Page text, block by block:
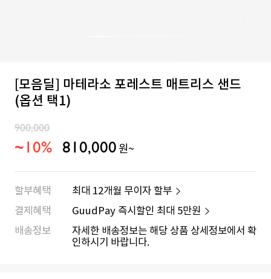
[모음딜] 마테라소 포레스트 매트리스 샌드
(옵션 택1)
900,000
~10% 810,000원~
할부혜택
최대 12개월 무이자 할부
결제혜택
GuudPay 즉시할인 최대 5만원
배송정보
자세한 배송정보는 해당 상품 상세정보에서 확
인하시기 바랍니다.